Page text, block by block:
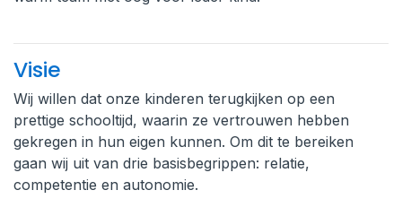
Visie
Wij willen dat onze kinderen terugkijken op een
prettige schooltijd, waarin ze vertrouwen hebben
gekregen in hun eigen kunnen. Om dit te bereiken
gaan wij uit van drie basisbegrippen: relatie,
competentie en autonomie.